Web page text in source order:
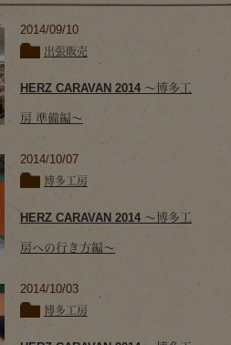
2014/09/10
出張販売
HERZ CARAVAN 2014 ～博多工
房 準備編～
2014/10/07
博多工房
HERZ CARAVAN 2014 ～博多工
房への行き方編～
2014/10/03
博多工房